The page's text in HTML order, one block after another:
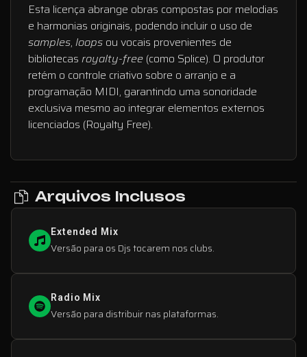
Esta licença abrange obras compostas por melodias
e harmonias originais, podendo incluir o uso de
samples, loops ou vocais provenientes de
bibliotecas royalty-free (como Splice). O produtor
retém o controle criativo sobre o arranjo e a
programação MIDI, garantindo uma sonoridade
exclusiva mesmo ao integrar elementos externos
licenciados (Royalty Free).
Arquivos Inclusos
Extended Mix
Versão para os Djs tocarem nos clubs.
Radio Mix
Versão para distribuir nas plataformas.